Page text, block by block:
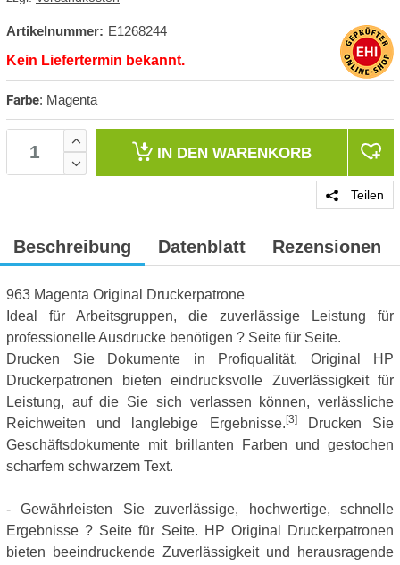
Artikelnummer: E1268244
Kein Liefertermin bekannt.
Farbe: Magenta
IN DEN WARENKORB
Teilen
Beschreibung Datenblatt Rezensionen
963 Magenta Original Druckerpatrone
Ideal für Arbeitsgruppen, die zuverlässige Leistung für
professionelle Ausdrucke benötigen ? Seite für Seite.
Drucken Sie Dokumente in Profiqualität. Original HP
Druckerpatronen bieten eindrucksvolle Zuverlässigkeit für
Leistung, auf die Sie sich verlassen können, verlässliche
Reichweiten und langlebige Ergebnisse. [3]Drucken Sie
Geschäftsdokumente mit brillanten Farben und gestochen
scharfem schwarzem Text.
- Gewährleisten Sie zuverlässige, hochwertige, schnelle
Ergebnisse ? Seite für Seite. HP Original Druckerpatronen
bieten beeindruckende Zuverlässigkeit und herausragende